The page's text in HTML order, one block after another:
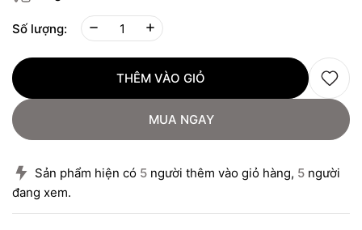
Số lượng:
THÊM VÀO GIỎ
MUA NGAY
Sản phẩm hiện có 5 người thêm vào giỏ hàng, 5 người
đang xem.